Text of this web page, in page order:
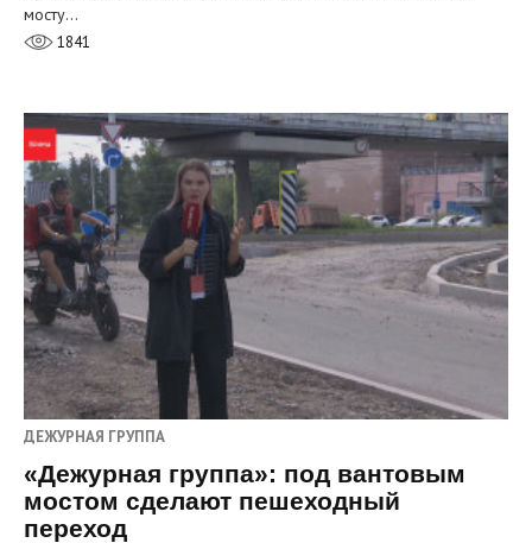
мосту…
1841
ДЕЖУРНАЯ ГРУППА
«Дежурная группа»: под вантовым
мостом сделают пешеходный
переход